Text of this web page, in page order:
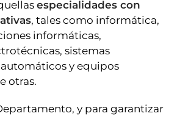
especialidades con
, tales como informática,
informáticas,
sistemas
y equipos
otras.
y para garantizar